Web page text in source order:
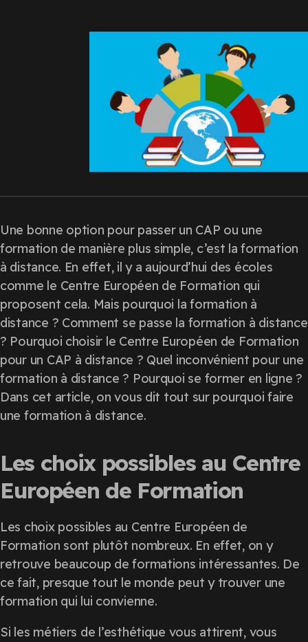
Une bonne option pour passer un CAP ou une
formation de manière plus simple, c’est la formation
à distance. En effet, il y a aujourd’hui des écoles
comme le Centre Européen de Formation qui
proposent cela. Mais pourquoi la formation à
distance ? Comment se passe la formation à distance
? Pourquoi choisir le Centre Européen de Formation
pour un CAP à distance ? Quel inconvénient pour une
formation à distance ? Pourquoi se former en ligne ?
Dans cet article, on vous dit tout sur pourquoi faire
une formation à distance.
Les choix possibles au Centre
Européen de Formation
Les choix possibles au Centre Européen de
Formation sont plutôt nombreux. En effet, on y
retrouve beaucoup de formations intéressantes. De
ce fait, presque tout le monde peut y trouver une
formation qui lui convienne.
Si les métiers de l’esthétique vous attirent, vous